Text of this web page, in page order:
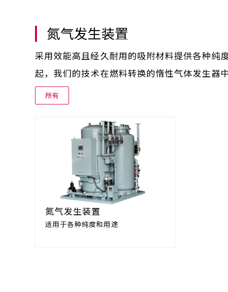
氮气发生装置
采用效能高且经久耐用的吸附材料提供各种纯
起，我们的技术在燃料转换的惰性气体发生器
所有
氮气发生装置
适用于各种纯度和用途